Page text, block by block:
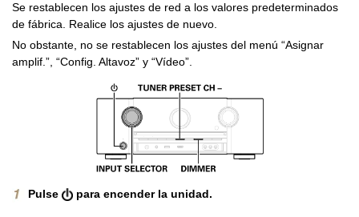
Se restablecen los ajustes de red a los valores predeterminados
de fábrica. Realice los ajustes de nuevo.
No obstante, no se restablecen los ajustes del menú “Asignar
amplif.”, “Config. Altavoz” y “Vídeo”.
Pulse para encender la unidad.